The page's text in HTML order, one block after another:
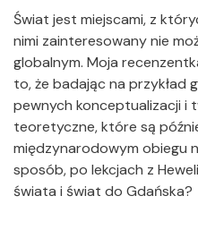
Świat jest miejscami, z
nimi zainteresowany nie
globalnym. Moja
to, że badając na przykład
pewnych konceptualizacji i
teoretyczne, które są
międzynarodowym obiegu
sposób, po lekcjach z
świata i świat do Gdańska?